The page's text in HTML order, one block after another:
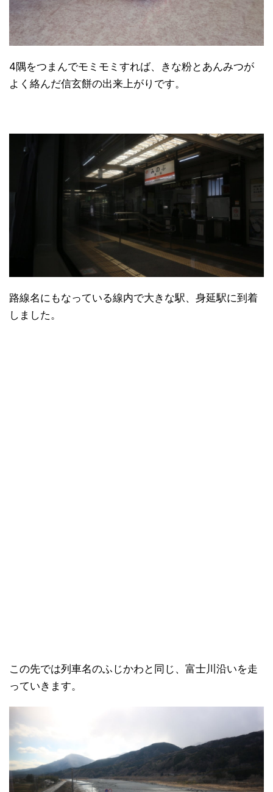
4隅をつまんでモミモミすれば、きな粉とあんみつが
よく絡んだ信玄餅の出来上がりです。
路線名にもなっている線内で大きな駅、身延駅に到着
しました。
この先では列車名のふじかわと同じ、富士川沿いを走
っていきます。